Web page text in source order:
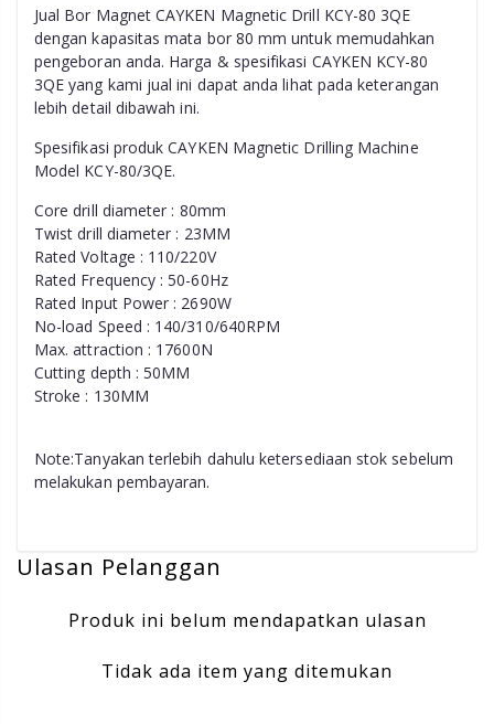
Jual Bor Magnet CAYKEN Magnetic Drill KCY-80 3QE
dengan kapasitas mata bor 80 mm untuk memudahkan
pengeboran anda. Harga & spesifikasi CAYKEN KCY-80
3QE yang kami jual ini dapat anda lihat pada keterangan
lebih detail dibawah ini.
Spesifikasi produk CAYKEN Magnetic Drilling Machine
Model KCY-80/3QE.​
Core drill diameter : 80mm
Twist drill diameter : 23MM
Rated Voltage : 110/220V
Rated Frequency : 50-60Hz
Rated Input Power : 2690W
No-load Speed : 140/310/640RPM
Max. attraction : 17600N
Cutting depth : 50MM
Stroke : 130MM
Note:Tanyakan terlebih dahulu ketersediaan stok sebelum
melakukan pembayaran.
Ulasan Pelanggan
Produk ini belum mendapatkan ulasan
Tidak ada item yang ditemukan